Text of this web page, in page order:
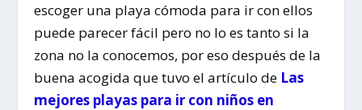
escoger una playa cómoda para ir con ellos
puede parecer fácil pero no lo es tanto si la
zona no la conocemos, por eso después de la
buena acogida que tuvo el artículo de Las
mejores playas para ir con niños en